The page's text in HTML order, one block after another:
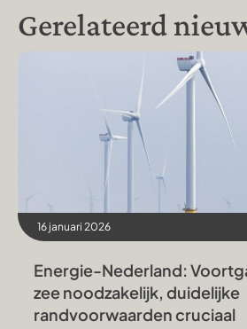
Gerelateerd
16 januari 2026
Energie-Nederland:
zee noodzakelijk, duidelijke
randvoorwaarden cruciaal